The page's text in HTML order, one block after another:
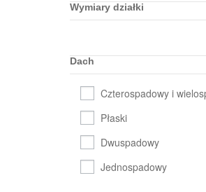
Wymiary działki
Dach
Jednospadowy
Płaski
Dwuspadowy
Czterospadowy i